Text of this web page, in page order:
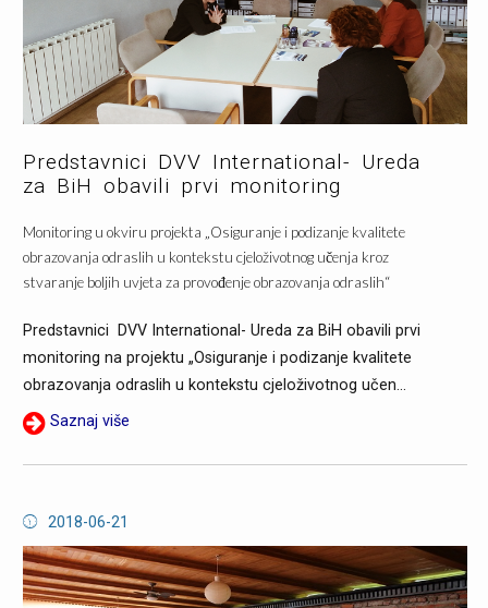
Predstavnici DVV International- Ureda
za BiH obavili prvi monitoring
Monitoring u okviru projekta „Osiguranje i podizanje kvalitete
obrazovanja odraslih u kontekstu cjeloživotnog učenja kroz
stvaranje boljih uvjeta za provođenje obrazovanja odraslih“
Predstavnici DVV International- Ureda za BiH obavili prvi
monitoring na projektu „Osiguranje i podizanje kvalitete
obrazovanja odraslih u kontekstu cjeloživotnog učen...
Saznaj više
2018-06-21